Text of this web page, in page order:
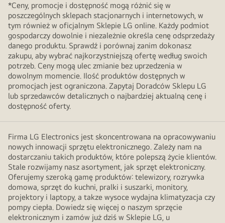
*Ceny, promocje i dostępność mogą różnić się w
poszczególnych sklepach stacjonarnych i internetowych, w
tym również w oficjalnym Sklepie LG online. Każdy podmiot
gospodarczy dowolnie i niezależnie określa cenę odsprzedaży
danego produktu. Sprawdź i porównaj zanim dokonasz
zakupu, aby wybrać najkorzystniejszą ofertę według swoich
potrzeb. Ceny mogą ulec zmianie bez uprzedzenia w
dowolnym momencie. Ilość produktów dostępnych w
promocjach jest ograniczona. Zapytaj Doradców Sklepu LG
lub sprzedawców detalicznych o najbardziej aktualną cenę i
dostępność oferty.
Firma LG Electronics jest skoncentrowana na opracowywaniu
nowych innowacji sprzętu elektronicznego. Zależy nam na
dostarczaniu takich produktów, które polepszą życie klientów.
Stale rozwijamy nasz asortyment, jak sprzęt elektroniczny.
Oferujemy szeroką gamę produktów: telewizory, rozrywka
domowa, sprzęt do kuchni, pralki i suszarki, monitory,
projektory i laptopy, a takze wysoce wydajna klimatyzacja czy
pompy ciepła. Dowiedz się więcej o naszym sprzęcie
elektronicznym i zamów już dziś w Sklepie LG, u